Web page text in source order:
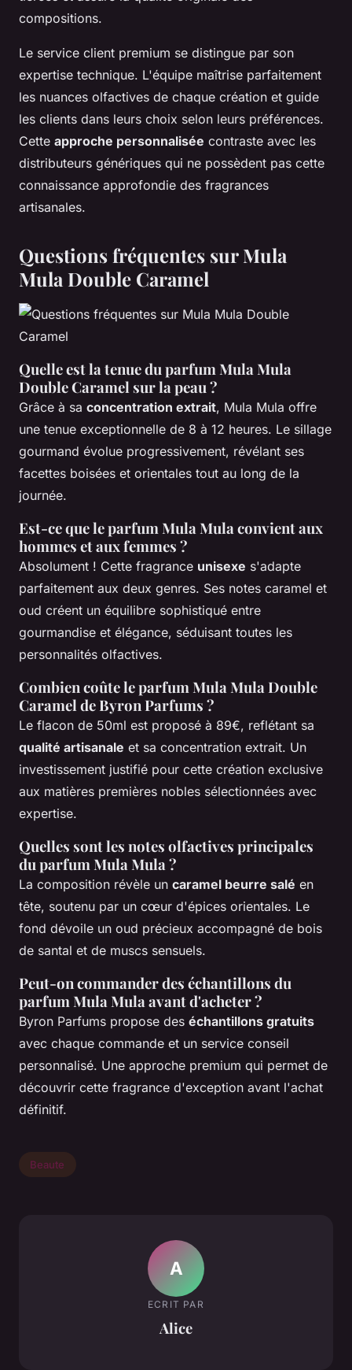
compositions.
Le service client premium se distingue par son
expertise technique. L'équipe maîtrise parfaitement
les nuances olfactives de chaque création et guide
les clients dans leurs choix selon leurs préférences.
Cette approche personnalisée contraste avec les
distributeurs génériques qui ne possèdent pas cette
connaissance approfondie des fragrances
artisanales.
Questions fréquentes sur Mula
Mula Double Caramel
Quelle est la tenue du parfum Mula Mula
Double Caramel sur la peau ?
Grâce à sa concentration extrait, Mula Mula offre
une tenue exceptionnelle de 8 à 12 heures. Le sillage
gourmand évolue progressivement, révélant ses
facettes boisées et orientales tout au long de la
journée.
Est-ce que le parfum Mula Mula convient aux
hommes et aux femmes ?
Absolument ! Cette fragrance unisexe s'adapte
parfaitement aux deux genres. Ses notes caramel et
oud créent un équilibre sophistiqué entre
gourmandise et élégance, séduisant toutes les
personnalités olfactives.
Combien coûte le parfum Mula Mula Double
Caramel de Byron Parfums ?
Le flacon de 50ml est proposé à 89€, reflétant sa
qualité artisanale et sa concentration extrait. Un
investissement justifié pour cette création exclusive
aux matières premières nobles sélectionnées avec
expertise.
Quelles sont les notes olfactives principales
du parfum Mula Mula ?
La composition révèle un caramel beurre salé en
tête, soutenu par un cœur d'épices orientales. Le
fond dévoile un oud précieux accompagné de bois
de santal et de muscs sensuels.
Peut-on commander des échantillons du
parfum Mula Mula avant d'acheter ?
Byron Parfums propose des échantillons gratuits
avec chaque commande et un service conseil
personnalisé. Une approche premium qui permet de
découvrir cette fragrance d'exception avant l'achat
définitif.
Beaute
A
ECRIT PAR
Alice